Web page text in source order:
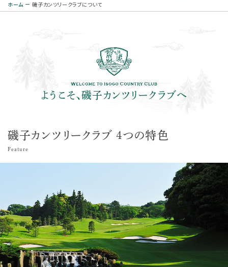
ホーム 磯子カンツリークラブについて
ようこそ、磯子カンツリークラブへ
磯子カンツリークラブ 4つの特色
Feature